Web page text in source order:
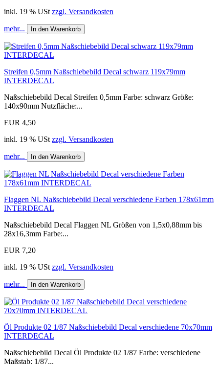
inkl. 19 % USt zzgl. Versandkosten
mehr... In den Warenkorb
Streifen 0,5mm Naßschiebebild Decal schwarz 119x79mm
INTERDECAL
Naßschiebebild Decal Streifen 0,5mm Farbe: schwarz Größe:
140x90mm Nutzfläche:...
EUR 4,50
inkl. 19 % USt zzgl. Versandkosten
mehr... In den Warenkorb
Flaggen NL Naßschiebebild Decal verschiedene Farben 178x61mm
INTERDECAL
Naßschiebebild Decal Flaggen NL Größen von 1,5x0,88mm bis
28x16,3mm Farbe:...
EUR 7,20
inkl. 19 % USt zzgl. Versandkosten
mehr... In den Warenkorb
Öl Produkte 02 1/87 Naßschiebebild Decal verschiedene 70x70mm
INTERDECAL
Naßschiebebild Decal Öl Produkte 02 1/87 Farbe: verschiedene
Maßstab: 1/87...